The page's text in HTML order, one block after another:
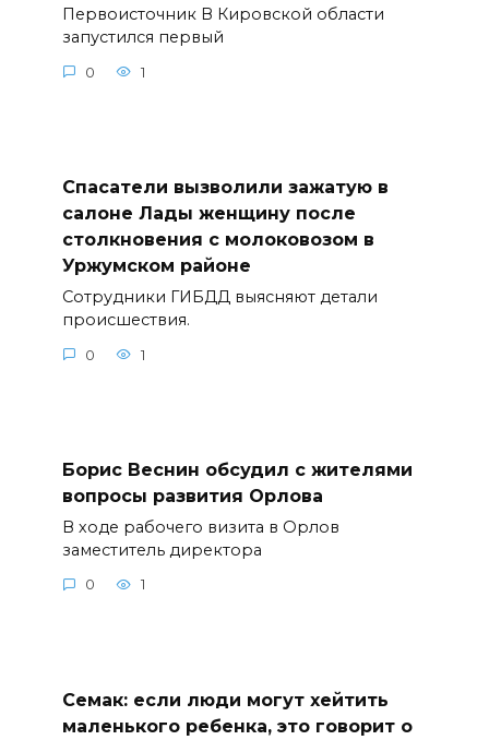
Первоисточник В Кировской области
запустился первый
0 1
Спасатели вызволили зажатую в
салоне Лады женщину после
столкновения с молоковозом в
Уржумском районе
Сотрудники ГИБДД выясняют детали
происшествия.
0 1
Борис Веснин обсудил с жителями
вопросы развития Орлова
В ходе рабочего визита в Орлов
заместитель директора
0 1
Семак: если люди могут хейтить
маленького ребенка, это говорит о